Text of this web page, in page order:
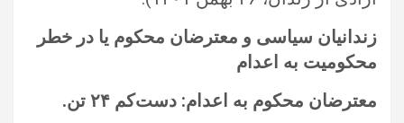
زندانیان سیاسی و معترضان محکوم یا در خطر
محکومیت به اعدام
معترضان محکوم به اعدام: دست‌کم ۲۴ تن.‏